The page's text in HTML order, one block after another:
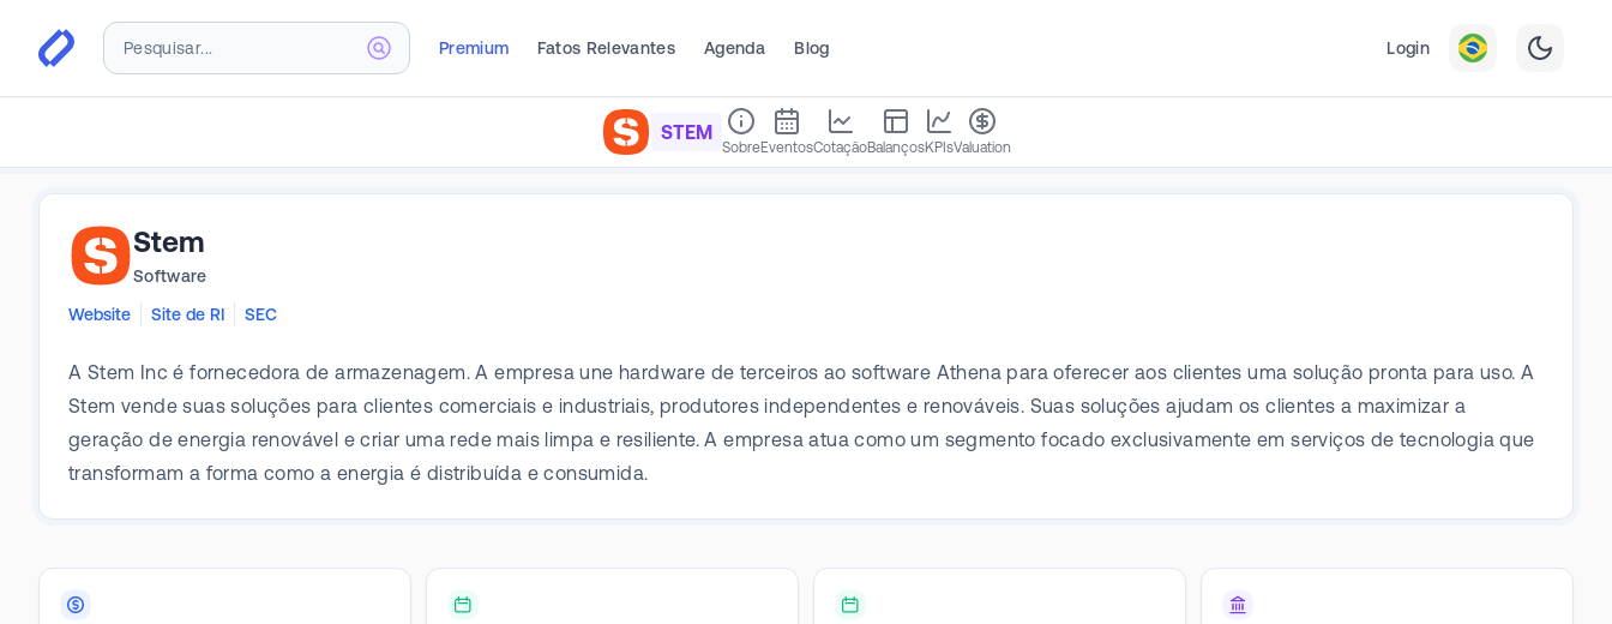
Premium Fatos Relevantes Agenda Blog Login
STEM
SobreEventosCotaçãoBalançosKPIsValuation
Stem
Software
Website
Site de RI SEC
A Stem Inc é fornecedora de armazenagem. A empresa une hardware de terceiros ao software Athena para oferecer aos clientes uma solução pronta para uso. A
Stem vende suas soluções para clientes comerciais e industriais, produtores independentes e renováveis. Suas soluções ajudam os clientes a maximizar a
geração de energia renovável e criar uma rede mais limpa e resiliente. A empresa atua como um segmento focado exclusivamente em serviços de tecnologia que
transformam a forma como a energia é distribuída e consumida.